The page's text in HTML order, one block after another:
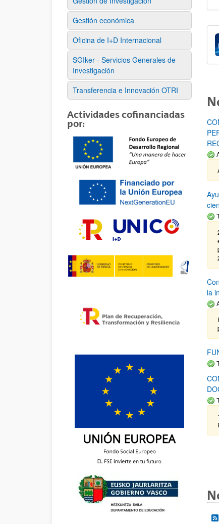
Gestión económica
Oficina de I+D Internacional
SGIker - Servicios Generales de
Investigación
Transferencia e Innovación OTRI
Actividades cofinanciadas
por:
la